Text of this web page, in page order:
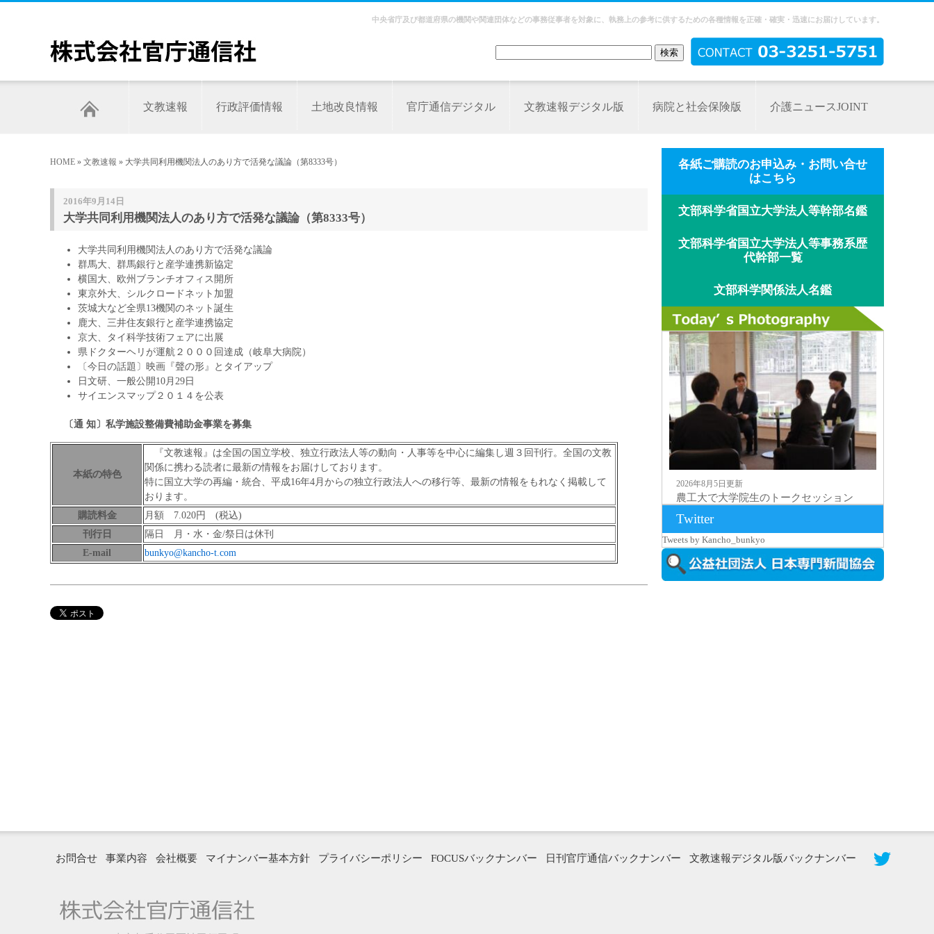
中央省庁及び都道府県の機関や関連団体などの事務従事者を対象に、執務上の参考に供するための各種情報を正確・確実・迅速にお届けしています。
文教速報 行政評価情報 土地改良情報 官庁通信デジタル 文教速報デジタル版 病院と社会保険版 介護ニュースJOINT
HOME » 文教速報 » 大学共同利用機関法人のあり方で活発な議論（第8333号）
2016年9月14日
大学共同利用機関法人のあり方で活発な議論（第8333号）
大学共同利用機関法人のあり方で活発な議論
群馬大、群馬銀行と産学連携新協定
横国大、欧州ブランチオフィス開所
東京外大、シルクロードネット加盟
茨城大など全県13機関のネット誕生
鹿大、三井住友銀行と産学連携協定
京大、タイ科学技術フェアに出展
県ドクターヘリが運航２０００回達成（岐阜大病院）
〔今日の話題〕映画『聲の形』とタイアップ
日文研、一般公開10月29日
サイエンスマップ２０１４を公表
〔通 知〕 私学施設整備費補助金事業を募集
本紙の特色
『文教速報』は全国の国立学校、独立行政法人等の動向・人事等を中心に編集し週３回刊行。全国の文教
関係に携わる読者に最新の情報をお届けしております。
特に国立大学の再編・統合、平成16年4月からの独立行政法人への移行等、最新の情報をもれなく掲載して
おります。
購読料金
月額 7.020円 (税込)
刊行日
隔日 月・水・金/祭日は休刊
E-mail
bunkyo@kancho-t.com
各紙ご購読のお申込み・お問い合せ
はこちら
文部科学省国立大学法人等幹部名鑑
文部科学省国立大学法人等事務系歴
代幹部一覧
文部科学関係法人名鑑
2026年8月5日更新
農工大で大学院生のトークセッション
Twitter
Tweets by Kancho_bunkyo
お問合せ 事業内容 会社概要 マイナンバー基本方針 プライバシーポリシー FOCUSバックナンバー 日刊官庁通信バックナンバー 文教速報デジタル版バックナンバー